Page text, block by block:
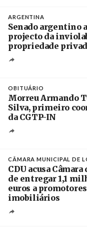
ARGENTINA
Senado argentino
projecto da
propriedade
OBITUÁRIO
Morreu Armando
Silva, primeiro
da CGTP-IN
CÂMARA MUNICIPAL DE
CDU acusa Câmara
de entregar 1,1
euros a promotores
imobiliários